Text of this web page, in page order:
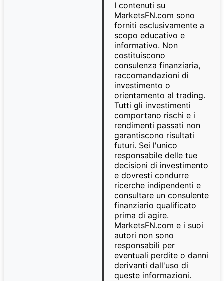
I contenuti su
MarketsFN.com sono
forniti esclusivamente a
scopo educativo e
informativo. Non
costituiscono
consulenza finanziaria,
raccomandazioni di
investimento o
orientamento al trading.
Tutti gli investimenti
comportano rischi e i
rendimenti passati non
garantiscono risultati
futuri. Sei l'unico
responsabile delle tue
decisioni di investimento
e dovresti condurre
ricerche indipendenti e
consultare un consulente
finanziario qualificato
prima di agire.
MarketsFN.com e i suoi
autori non sono
responsabili per
eventuali perdite o danni
derivanti dall'uso di
queste informazioni.